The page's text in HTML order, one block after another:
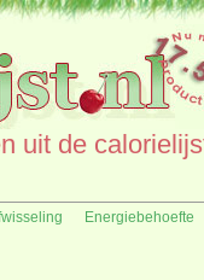
uit de
Energiebehoefte